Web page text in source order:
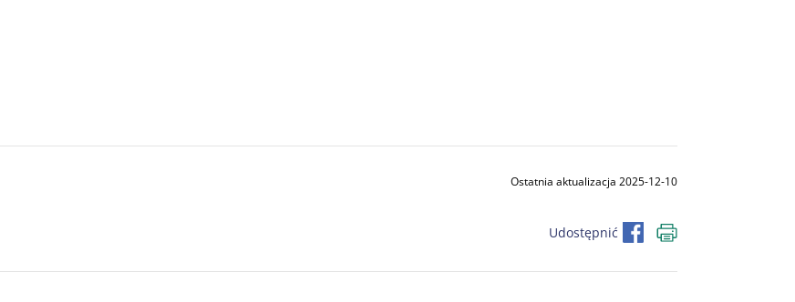
Ostatnia aktualizacja 2025-12-10
Udostępnić